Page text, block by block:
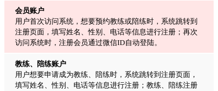
会员账户
用户首次访问系统，想要预约教练或陪练时，系统跳转到
注册页面，填写姓名、性别、电话等信息进行注册；再次
访问系统时，注册会员通过微信ID自动登陆。
教练、陪练账户
用户想要申请成为教练、陪练时，系统跳转到注册页面，
填写姓名、性别、电话等信息进行注册；教练、陪练注册